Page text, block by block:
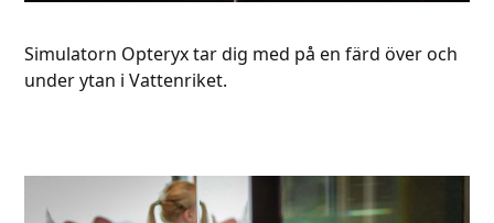
Simulatorn Opteryx tar dig med på en färd över och
under ytan i Vattenriket.